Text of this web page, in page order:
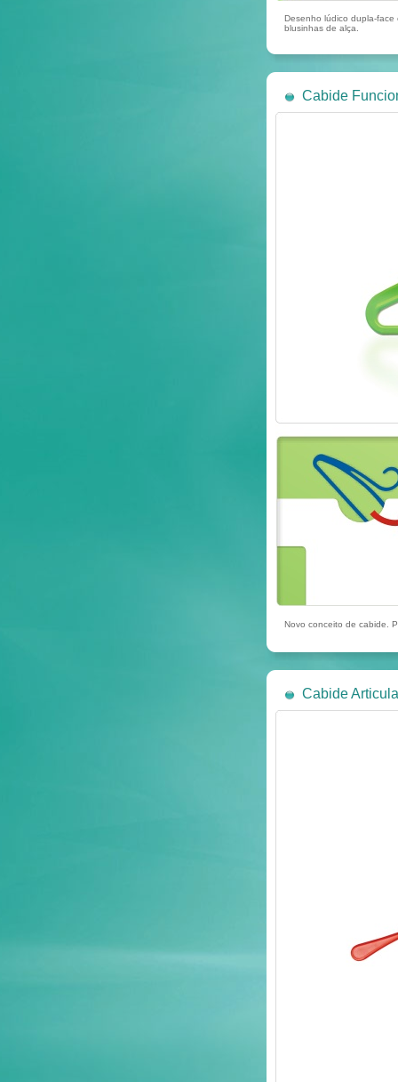
Desenho lúdico dupla-
blusinhas de alça.
Cabide
Novo conceito de cabide.
Cabide